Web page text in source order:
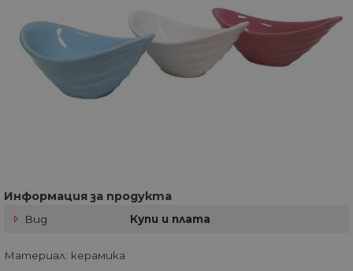
Информация за продукта
Вид Купи и плата
Материал: керамика